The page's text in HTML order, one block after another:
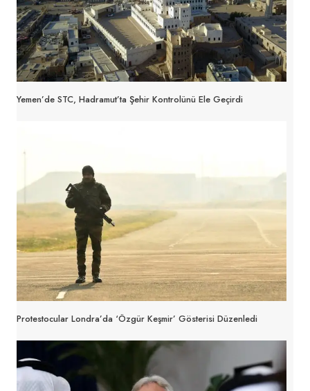
Yemen’de STC, Hadramut’ta Şehir Kontrolünü Ele Geçirdi
Protestocular Londra’da ‘Özgür Keşmir’ Gösterisi Düzenledi